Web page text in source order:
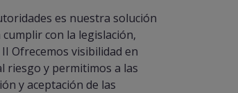
es nuestra solución
con la legislación,
Ofrecemos visibilidad en
riesgo y permitimos a las
y aceptación de las